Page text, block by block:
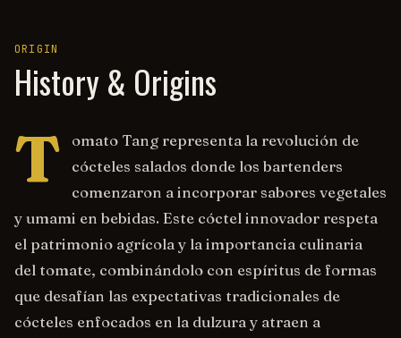
ORIGIN
History & Origins
T
omato Tang representa la revolución de
cócteles salados donde los bartenders
comenzaron a incorporar sabores vegetales
y umami en bebidas. Este cóctel innovador respeta
el patrimonio agrícola y la importancia culinaria
del tomate, combinándolo con espíritus de formas
que desafían las expectativas tradicionales de
cócteles enfocados en la dulzura y atraen a